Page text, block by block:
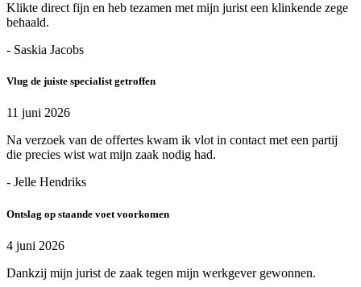
Klikte direct fijn en heb tezamen met mijn jurist een klinkende zege
behaald.
- Saskia Jacobs
Vlug de juiste specialist getroffen
11 juni 2026
Na verzoek van de offertes kwam ik vlot in contact met een partij
die precies wist wat mijn zaak nodig had.
- Jelle Hendriks
Ontslag op staande voet voorkomen
4 juni 2026
Dankzij mijn jurist de zaak tegen mijn werkgever gewonnen.